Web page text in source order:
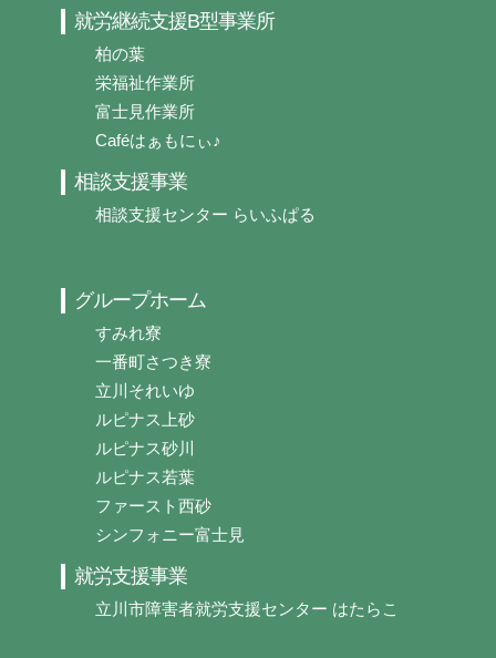
就労継続支援B型事業所
柏の葉
栄福祉作業所
富士見作業所
Caféはぁもにぃ♪
相談支援事業
相談支援センター らいふぱる
グループホーム
すみれ寮
一番町さつき寮
立川それいゆ
ルピナス上砂
ルピナス砂川
ルピナス若葉
ファースト西砂
シンフォニー富士見
就労支援事業
立川市障害者就労支援センター はたらこ